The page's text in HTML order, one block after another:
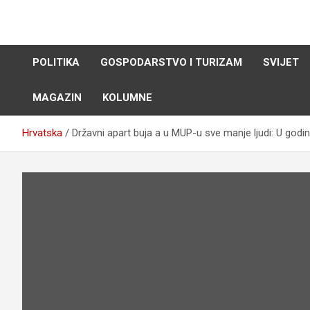
POLITIKA
GOSPODARSTVO I TURIZAM SVIJET
MAGAZIN KOLUMNE
Hrvatska Državni apart buja a u MUP-u sve manje ljudi: U